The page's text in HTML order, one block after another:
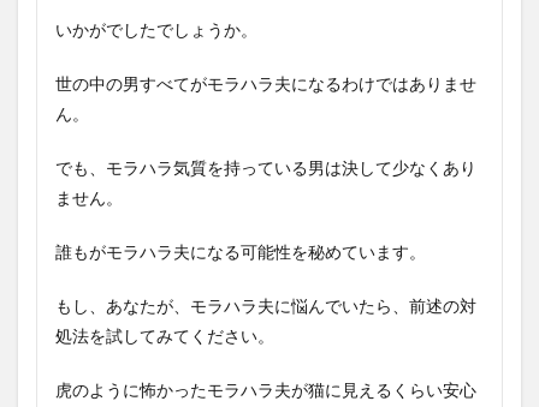
いかがでしたでしょうか。
世の中の男すべてがモラハラ夫になるわけではありませ
ん。
でも、モラハラ気質を持っている男は決して少なくあり
ません。
誰もがモラハラ夫になる可能性を秘めています。
もし、あなたが、モラハラ夫に悩んでいたら、前述の対
処法を試してみてください。
虎のように怖かったモラハラ夫が猫に見えるくらい安心